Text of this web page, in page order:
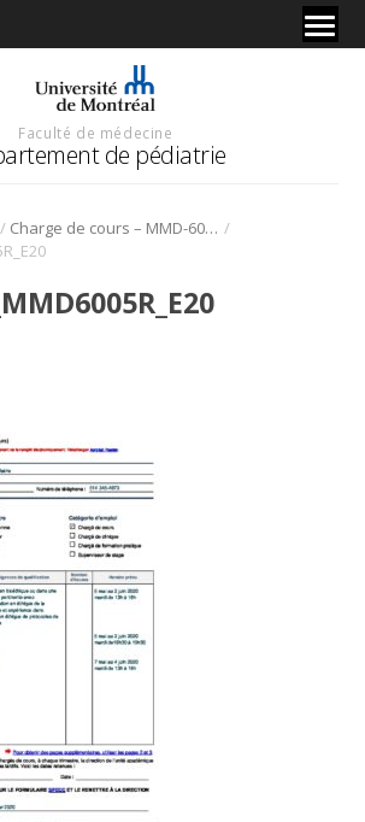
Faculté de médecine
de pédiatrie
/ Charge de cours – MMD-6005R – Été 2021 /